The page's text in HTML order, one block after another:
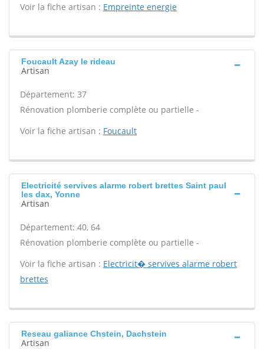
Voir la fiche artisan : Empreinte energie
Foucault Azay le rideau
Artisan
Département: 37
Rénovation plomberie complète ou partielle -
Voir la fiche artisan : Foucault
Electricité servives alarme robert brettes Saint paul
les dax, Yonne
Artisan
Département: 40, 64
Rénovation plomberie complète ou partielle -
Voir la fiche artisan : Electricit� servives alarme robert
brettes
Reseau galiance Chstein, Dachstein
Artisan